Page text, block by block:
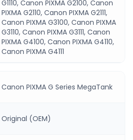
G1110, Canon PIXMA G2100, Canon
PIXMA G2110, Canon PIXMA G2111,
Canon PIXMA G3100, Canon PIXMA
G3110, Canon PIXMA G3111, Canon
PIXMA G4100, Canon PIXMA G4110,
Canon PIXMA G4111
Canon PIXMA G Series MegaTank
Original (OEM)